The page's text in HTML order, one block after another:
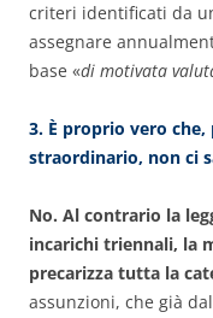
criteri identificati da
assegnare
base «di motivata
3. È proprio vero
straordinario, non ci
No. Al contrario la
incarichi triennali, la
precarizza tutta la
assunzioni, che già